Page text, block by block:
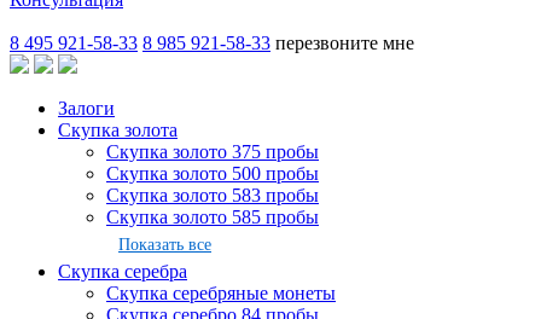
8 495 921-58-33 8 985 921-58-33 перезвоните мне
Залоги
Скупка золота
Скупка золото 375 пробы
Скупка золото 500 пробы
Скупка золото 583 пробы
Скупка золото 585 пробы
Показать все
Скупка серебра
Скупка серебряные монеты